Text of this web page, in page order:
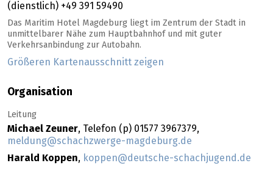
(dienstlich) +49 391 59490
Das Maritim Hotel Magdeburg liegt im Zentrum der Stadt in
unmittelbarer Nähe zum Hauptbahnhof und mit guter
Verkehrsanbindung zur Autobahn.
Größeren Kartenausschnitt zeigen
Organisation
Leitung
Michael Zeuner, Telefon (p) 01577 3967379,
meldung@schachzwerge-magdeburg.de
Harald Koppen, koppen@deutsche-schachjugend.de